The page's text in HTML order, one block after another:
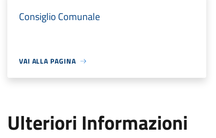
Consiglio Comunale
VAI ALLA PAGINA
Ulteriori Informazioni